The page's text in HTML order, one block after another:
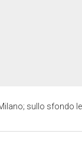
sullo sfondo